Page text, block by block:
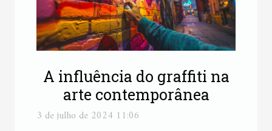
A influência do graffiti na
arte contemporânea
3 de julho de 2024 11:06